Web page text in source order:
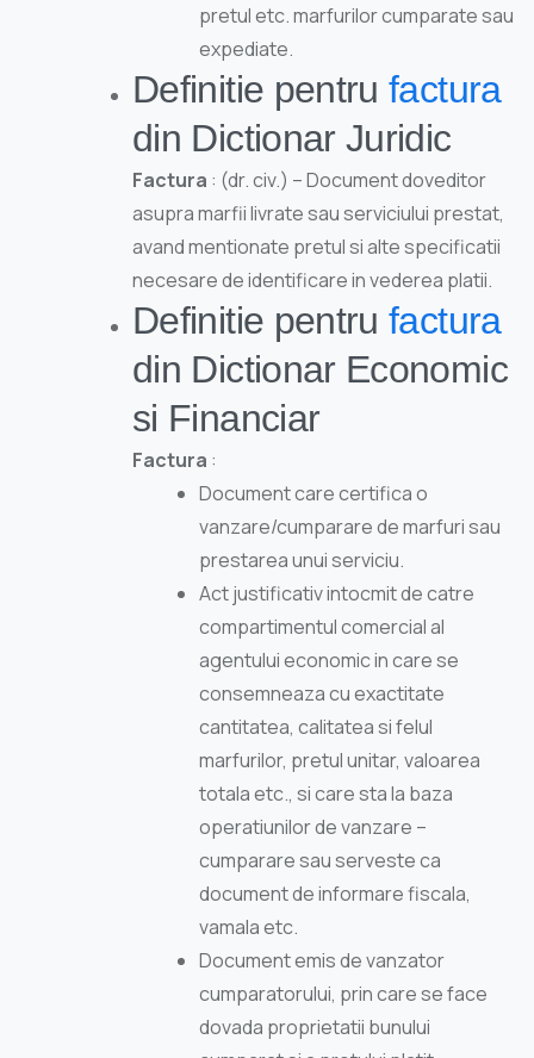
pretul etc. marfurilor cumparate sau
expediate.
Definitie pentrufactura
din Dictionar Juridic
Factura : (dr. civ.) – Document doveditor
asupra marfii livrate sau serviciului prestat,
avand mentionate pretul si alte specificatii
necesare de identificare in vederea platii.
Definitie pentrufactura
din Dictionar Economic
si Financiar
Factura :
Document care certifica o
vanzare/cumparare de marfuri sau
prestarea unui serviciu.
Act justificativ intocmit de catre
compartimentul comercial al
agentului economic in care se
consemneaza cu exactitate
cantitatea, calitatea si felul
marfurilor, pretul unitar, valoarea
totala etc., si care sta la baza
operatiunilor de vanzare –
cumparare sau serveste ca
document de informare fiscala,
vamala etc.
Document emis de vanzator
cumparatorului, prin care se face
dovada proprietatii bunului